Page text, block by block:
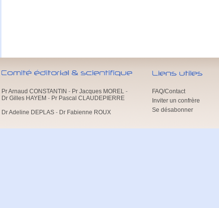
Pr Arnaud CONSTANTIN - Pr Jacques MOREL -
Dr Gilles HAYEM - Pr Pascal CLAUDEPIERRE
Dr Adeline DEPLAS - Dr Fabienne ROUX
FAQ/Contact
Inviter un confrère
Se désabonner